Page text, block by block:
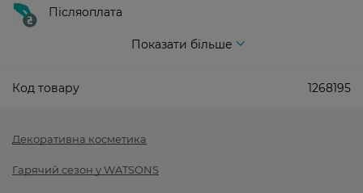
Післяоплата
Показати більше
Код товару 1268195
Декоративна косметика
Гарячий сезон у WATSONS